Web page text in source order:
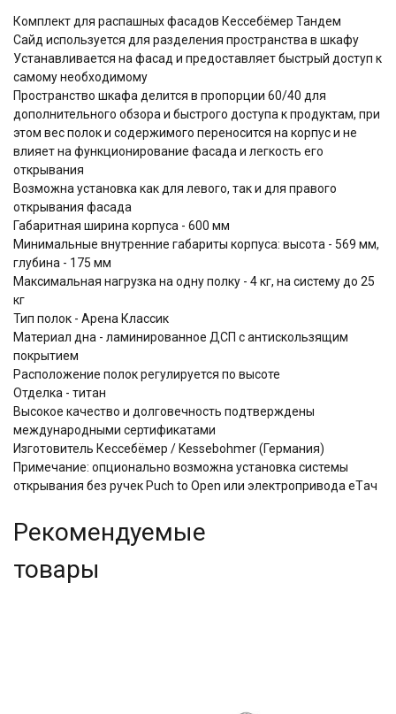
Комплект для распашных фасадов Кессебёмер Тандем
Сайд используется для разделения пространства в шкафу
Устанавливается на фасад и предоставляет быстрый доступ к
самому необходимому
Пространство шкафа делится в пропорции 60/40 для
дополнительного обзора и быстрого доступа к продуктам, при
этом вес полок и содержимого переносится на корпус и не
влияет на функционирование фасада и легкость его
открывания
Возможна установка как для левого, так и для правого
открывания фасада
Габаритная ширина корпуса - 600 мм
Минимальные внутренние габариты корпуса: высота - 569 мм,
глубина - 175 мм
Максимальная нагрузка на одну полку - 4 кг, на систему до 25
кг
Тип полок - Арена Классик
Материал дна - ламинированное ДСП с антискользящим
покрытием
Расположение полок регулируется по высоте
Отделка - титан
Высокое качество и долговечность подтверждены
международными сертификатами
Изготовитель Кессебёмер / Kessebohmer (Германия)
Примечание: опционально возможна установка системы
открывания без ручек Puch to Open или электропривода eTач
Рекомендуемые
товары